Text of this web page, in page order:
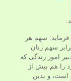
سهم هر
سهم زنان
امور زندگى كه
را هم بيش از
است، و بدين